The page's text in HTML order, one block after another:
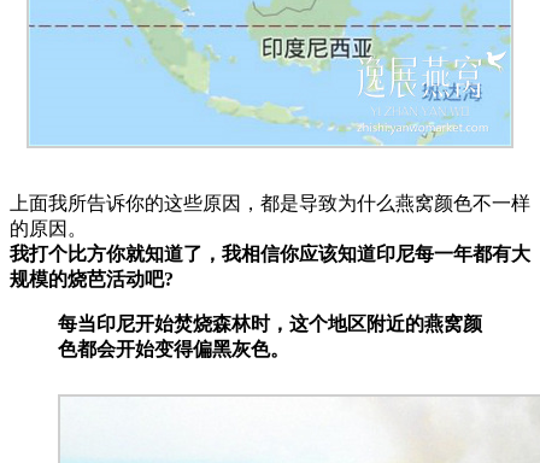
上面我所告诉你的这些原因，都是导致为什么燕窝颜色不一样
的原因。
我打个比方你就知道了，我相信你应该知道印尼每一年都有大
规模的烧芭活动吧?
每当印尼开始焚烧森林时，这个地区附近的燕窝颜
色都会开始变得偏黑灰色。